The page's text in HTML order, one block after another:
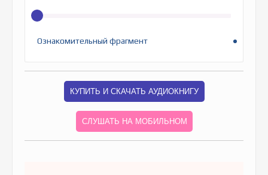
Ознакомительный фрагмент
КУПИТЬ И СКАЧАТЬ АУДИОКНИГУ
СЛУШАТЬ НА МОБИЛЬНОМ